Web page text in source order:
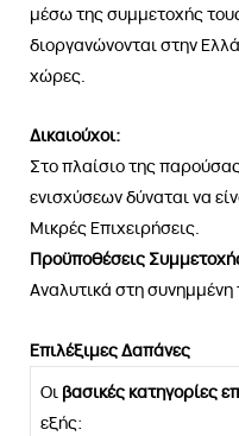
μέσω της συμμετοχής
διοργανώνονται στην
χώρες.
Δικαιούχοι:
Στο πλαίσιο της
ενισχύσεων δύναται να
Μικρές Επιχειρήσεις.
Προϋποθέσεις
Αναλυτικά στη
Επιλέξιμες Δαπάνες
Οι βασικές κατηγορίες
εξής: